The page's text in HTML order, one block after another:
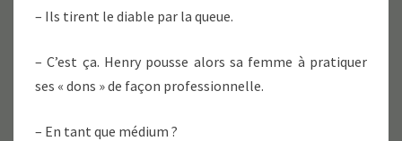
– Ils tirent le diable par la queue.
– C’est ça. Henry pousse alors sa femme à pratiquer
ses « dons » de façon professionnelle.
– En tant que médium ?